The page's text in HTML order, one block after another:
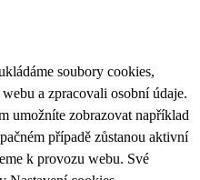
soubory cookies,
a zpracovali osobní údaje.
umožníte zobrazovat například
případě zůstanou aktivní
k provozu webu. Své